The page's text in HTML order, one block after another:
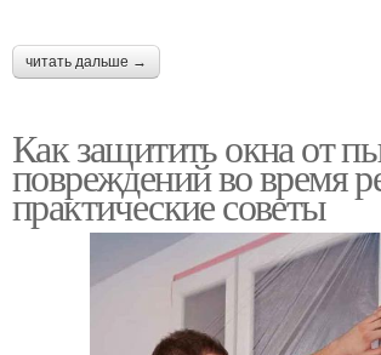
читать дальше →
Как защитить окна от
повреждений во время
практические советы